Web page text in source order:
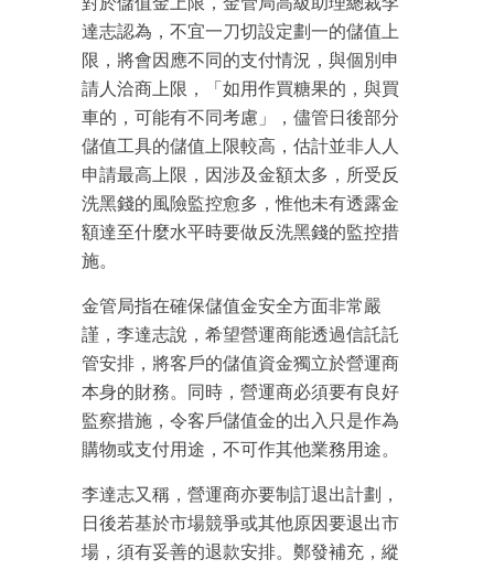
達志認為，不宜一刀切設定劃一的儲值上
限，將會因應不同的支付情況，與個別申
請人洽商上限，「如用作買糖果的，與買
車的，可能有不同考慮」，儘管日後部分
儲值工具的儲值上限較高，估計並非人人
申請最高上限，因涉及金額太多，所受反
洗黑錢的風險監控愈多，惟他未有透露金
額達至什麼水平時要做反洗黑錢的監控措
施。
金管局指在確保儲值金安全方面非常嚴
謹，李達志說，希望營運商能透過信託託
管安排，將客戶的儲值資金獨立於營運商
本身的財務。同時，營運商必須要有良好
監察措施，令客戶儲值金的出入只是作為
購物或支付用途，不可作其他業務用途。
李達志又稱，營運商亦要制訂退出計劃，
日後若基於市場競爭或其他原因要退出市
場，須有妥善的退款安排。鄭發補充，縱